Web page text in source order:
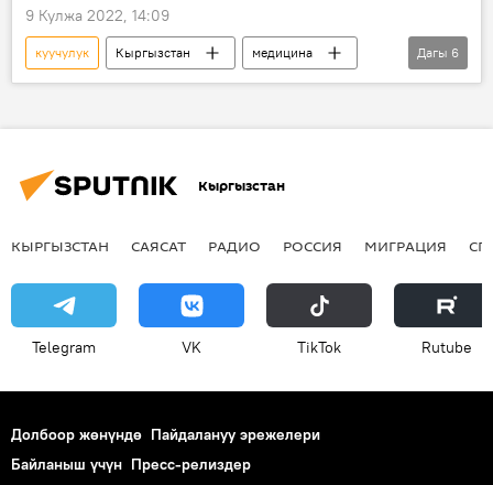
9 Кулжа 2022, 14:09
куучулук Кыргызстан
медицина
тукум
оору
Даун синдрому
Дагы 6
Кыргызстан
КЫРГЫЗСТАН САЯСАТ РАДИО РОССИЯ МИГРАЦИЯ
Telegram VK ТikТоk Rutube
Долбоор жөнүндө Пайдалануу эрежелери
Байланыш үчүн Пресс-релиздер